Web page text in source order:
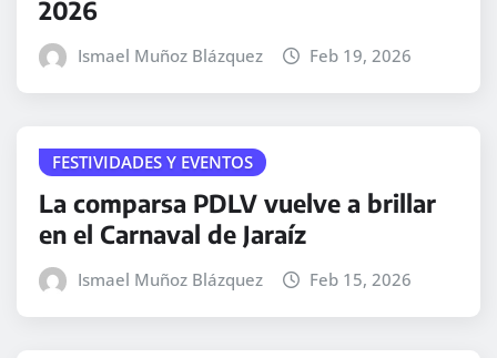
2026
Ismael Muñoz Blázquez Feb 19, 2026
FESTIVIDADES Y EVENTOS
La comparsa PDLV vuelve a brillar
en el Carnaval de Jaraíz
Ismael Muñoz Blázquez Feb 15, 2026